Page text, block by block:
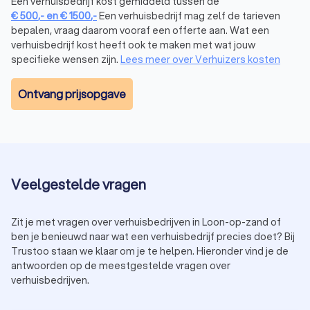
belang om de toegankelijkheid van zowel je huidige huis als
je nieuwe woning te beoordelen. Wat zijn de
parkeermogelijkheden? En passen alle spullen wel door de
voordeur? Als je het verhuisbedrijf in Loon op Zand hiervan
goed op de hoogte brengt, kunnen zij je hierbij
ondersteunen en adviseren.
Extra diensten van het verhuisbedrijf
Veel verhuisbedrijven in Loon op Zand bieden extra
het best kan ondersteunen. Door extra diensten in te
verhuizing in Loon op Zand. Heb je bijvoorbeeld al een
timmermangevonden voor klusjes die nog moeten
gebeuren?
€500,- en€1500,-Een verhuisbedrijf mag zelf de tarieven
bepalen, vraag daarom vooraf een offerte aan. Wat een
verhuisbedrijf kost heeft ook te maken met wat jouw
specifieke wensen zijn. Lees meer over Verhuizers kosten
Ontvang prijsopgave
Veelgestelde vragen
Zit je met vragen over verhuisbedrijven in Loon-op-zand of
ben je benieuwd naar wat een verhuisbedrijf precies doet? Bij
Trustoo staan we klaar om je te helpen. Hieronder vind je de
antwoorden op de meestgestelde vragen over
verhuisbedrijven.